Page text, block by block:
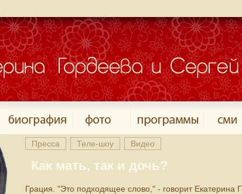
Пресса Теле-шоу Видео
Как мать, так и дочь?
Грация. "Это подходящее слово," - говорит Екатерина